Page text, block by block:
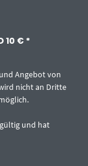
10 € *
Angebot von
nicht an Dritte
und hat